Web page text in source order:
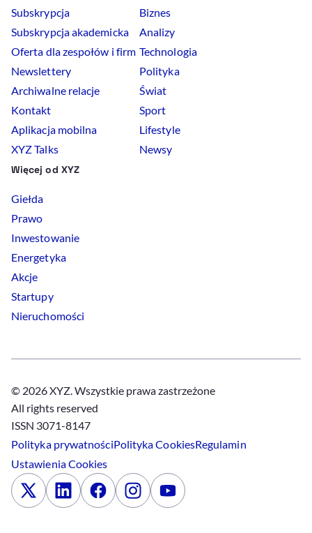
Subskrypcja
Subskrypcja akademicka
Oferta dla zespołów i firm
Newslettery
Archiwalne relacje
Kontakt
Aplikacja mobilna
XYZ Talks
Biznes
Analizy
Technologia
Polityka
Świat
Sport
Lifestyle
Newsy
Więcej od XYZ
Giełda
Prawo
Inwestowanie
Energetyka
Akcje
Startupy
Nieruchomości
© 2026 XYZ. Wszystkie prawa zastrzeżone
All rights reserved
ISSN 3071-8147
Polityka prywatnościPolitykaCookiesRegulamin
UstawieniaCookies
x LinkedinFacebookInstagramYoutube